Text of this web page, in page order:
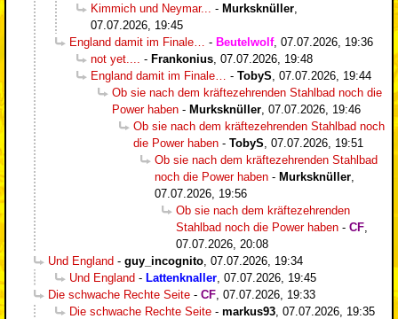
Kimmich und Neymar...
- Murksknüller
07.07.2026, 19:45
England damit im Finale…
- Beutelwolf, 07.07.2026, 19:36
not yet....
- Frankonius 07.07.2026, 19:48
England damit im Finale…
- TobyS 07.07.2026, 19:44
Ob sie nach dem kräftezehrenden Stahlbad noch die
Power haben - Murksknüller 07.07.2026, 19:46
Ob sie nach dem kräftezehrenden Stahlbad noch
die Power haben - TobyS 07.07.2026, 19:51
Ob sie nach dem kräftezehrenden Stahlbad
noch die Power haben - Murksknüller
07.07.2026, 19:56
Ob sie nach dem kräftezehrenden
Stahlbad noch die Power haben - CF
07.07.2026, 20:08
Und England - guy_incognito 07.07.2026, 19:34
Und England - Lattenknaller 07.07.2026, 19:45
Die schwache Rechte Seite - CF 07.07.2026, 19:33
Die schwache Rechte Seite - markus93 07.07.2026, 19:35